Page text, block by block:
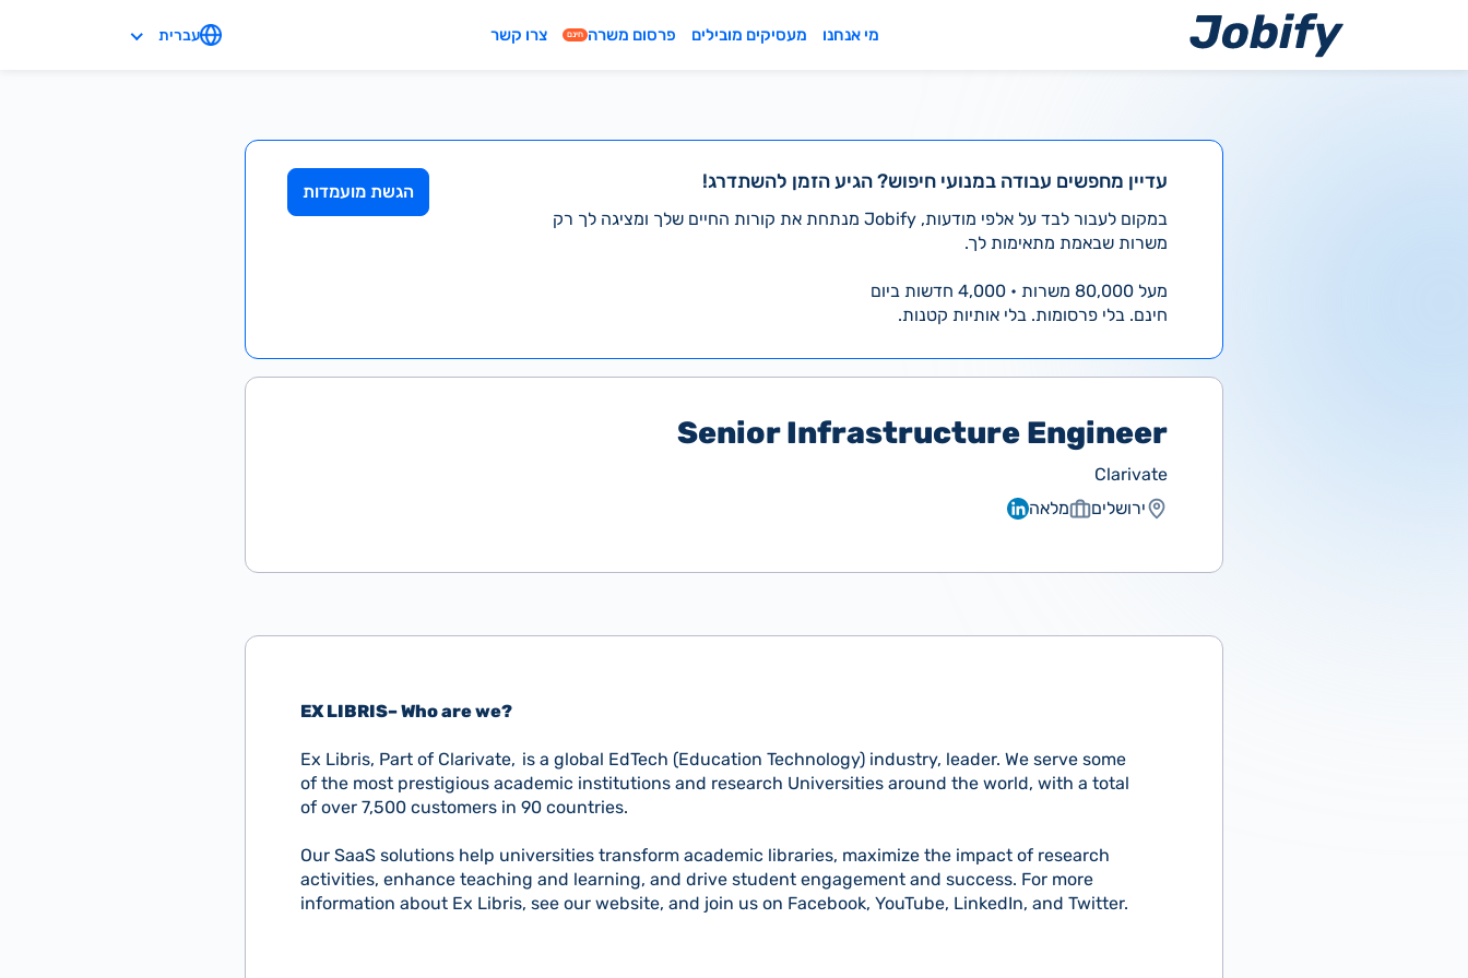
מי אנחנו מעסיקים מובילים פרסום משרה חינם צרו קשר עברית
עדיין מחפשים עבודה במנועי חיפוש? הגיע הזמן להשתדרג!
במקום לעבור לבד על אלפי מודעות, Jobify מנתחת את קורות החיים שלך ומציגה לך רק
משרות שבאמת מתאימות לך.
מעל 80,000 משרות • 4,000 חדשות ביום
חינם. בלי פרסומות. בלי אותיות קטנות.
הגשת מועמדות
Senior Infrastructure Engineer
Clarivate
ירושלים
מלאה
EX LIBRIS– Who are we?
Ex Libris, Part of Clarivate, is a global EdTech (Education Technology) industry, leader. We serve some
of the most prestigious academic institutions and research Universities around the world, with a total
of over 7,500 customers in 90 countries.
Our SaaS solutions help universities transform academic libraries, maximize the impact of research
activities, enhance teaching and learning, and drive student engagement and success. For more
information about Ex Libris, see our website, and join us on Facebook, YouTube, LinkedIn, and Twitter.